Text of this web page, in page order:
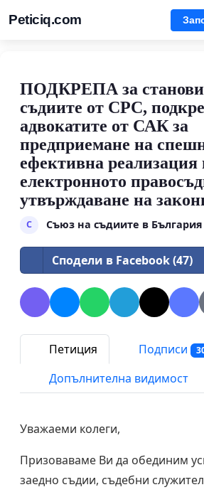
Peticiq.com
ПОДКРЕПА за
съдиите от СРС,
адвокатите от САК за
предприемане на
ефективна реализация
електронното
утвърждаване на
С Съюз на съдиите в България
Сподели в Facebook (47)
Петиция Подписи
Допълнителна видимост
Уважаеми колеги,
Призоваваме Ви да обединим
заeдно съдии, съдебни